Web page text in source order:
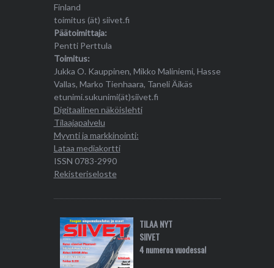
Finland
toimitus (ät) siivet.fi
Päätoimittaja:
Pentti Perttula
Toimitus:
Jukka O. Kauppinen, Mikko Maliniemi, Hasse
Vallas, Marko Tienhaara, Taneli Äikäs
etunimi.sukunimi(ät)siivet.fi
Digitaalinen näköislehti
Tilaajapalvelu
Myynti ja markkinointi:
Lataa mediakortti
ISSN 0783-2990
Rekisteriseloste
TILAA NYT
SIIVET
4 numeroa vuodessa!